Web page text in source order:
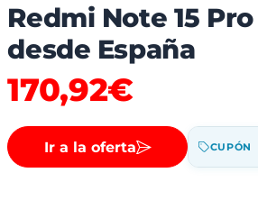
Redmi Note 15
desde España
170,92€
Ir a la oferta CUPÓN